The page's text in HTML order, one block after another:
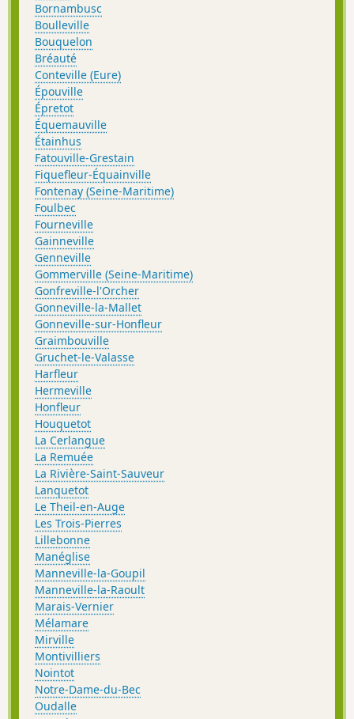
Bornambusc
Boulleville
Bouquelon
Bréauté
Conteville (Eure)
Épouville
Épretot
Équemauville
Étainhus
Fatouville-Grestain
Fiquefleur-Équainville
Fontenay (Seine-Maritime)
Foulbec
Fourneville
Gainneville
Genneville
Gommerville (Seine-Maritime)
Gonfreville-l'Orcher
Gonneville-la-Mallet
Gonneville-sur-Honfleur
Graimbouville
Gruchet-le-Valasse
Harfleur
Hermeville
Honfleur
Houquetot
La Cerlangue
La Remuée
La Rivière-Saint-Sauveur
Lanquetot
Le Theil-en-Auge
Les Trois-Pierres
Lillebonne
Manéglise
Manneville-la-Goupil
Manneville-la-Raoult
Marais-Vernier
Mélamare
Mirville
Montivilliers
Nointot
Notre-Dame-du-Bec
Oudalle